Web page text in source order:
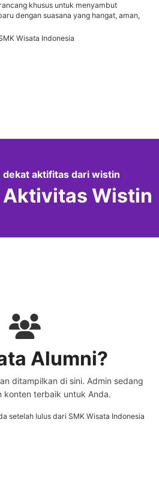
khusus untuk menyambut
dengan suasana yang hangat, aman,
Wisata Indonesia
dekat aktifitas dari wistin
Aktivitas Wistin
Alumni?
ditampilkan di sini. Admin sedang
konten terbaik untuk Anda.
setelah lulus dari SMK Wisata Indonesia